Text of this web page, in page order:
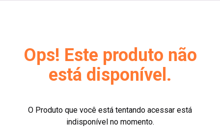
Ops! Este produto não
está disponível.
O Produto que você está tentando acessar está
indisponível no momento.